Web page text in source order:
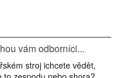
vám odborníci...
stroj ichcete vědět,